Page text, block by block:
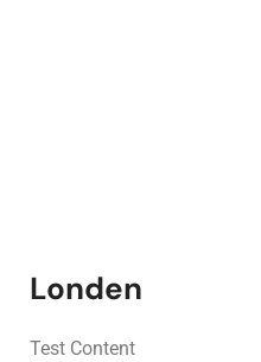
Londen
Test Content